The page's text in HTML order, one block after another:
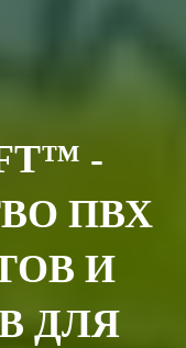
-
ПВХ
И
ДЛЯ